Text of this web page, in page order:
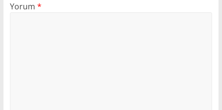
Yorum *